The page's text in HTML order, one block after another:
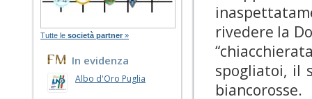
Tutte le società partner »
In evidenza
Albo d'Oro Puglia
rivedere la
spogliatoi, il
biancorosse.